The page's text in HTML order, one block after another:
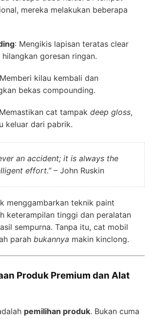
mereka melakukan beberapa
: Mengikis lapisan teratas clear
goresan ringan.
kilau kembali dan
bekas compounding.
cat tampak deep gloss,
keluar dari pabrik.
an accident; it is always the
effort.”– John Ruskin
menggambarkan teknik paint
keterampilan tinggi dan peralatan
sempurna. Tanpa itu, cat mobil
parah bukannya makin kinclong.
Produk Premium dan Alat
pemilihan produk. Bukan cuma